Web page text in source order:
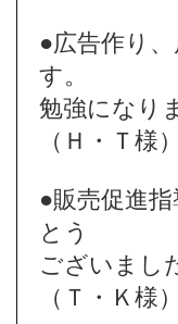
●広告作り
す。
勉強になり
（Ｈ・Ｔ様）
●販売促進
とう
ございまし
（Ｔ・Ｋ様）